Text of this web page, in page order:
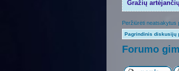
Gražių
Peržiūrėti neatsakytus
Pagrindinis diskusijų
Forumo